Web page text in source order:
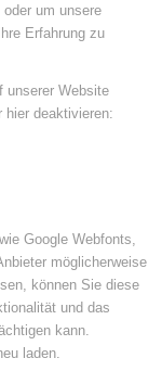
um unsere
Erfahrung zu
unserer Website
hier deaktivieren:
Google Webfonts,
möglicherweise
können Sie diese
und das
kann.
laden.